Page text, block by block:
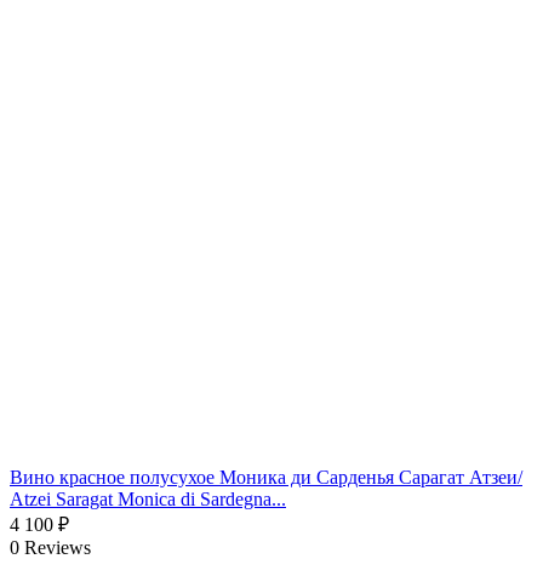
Вино красное полусухое Моника ди Сарденья Сарагат Атзеи/
Atzei Saragat Monica di Sardegna...
4 100 ₽
0 Reviews